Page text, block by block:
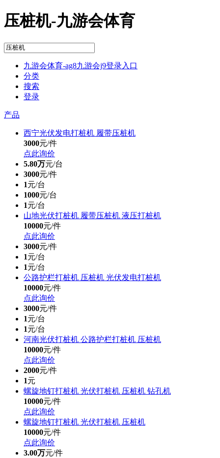
压桩机-九游会体育
九游会体育-ag8九游会j9登录入口
分类
搜索
登录
产品
西宁光伏发电打桩机 履带压桩机
3000元/件
点此询价
5.80万元/台
3000元/件
1元/台
1000元/台
1元/台
山地光伏打桩机 履带压桩机 液压打桩机
10000元/件
点此询价
3000元/件
1元/台
1元/台
公路护栏打桩机 压桩机 光伏发电打桩机
10000元/件
点此询价
3000元/件
1元/台
1元/台
河南光伏打桩机 公路护栏打桩机 压桩机
10000元/件
点此询价
2000元/件
1元
螺旋地钉打桩机 光伏打桩机 压桩机 钻孔机
10000元/件
点此询价
螺旋地钉打桩机 光伏打桩机 压桩机
10000元/件
点此询价
3.00万元/件